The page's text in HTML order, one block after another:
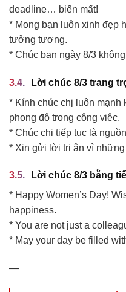
deadline… biến mất!
* Mong bạn luôn xinh đẹp
tưởng tượng.
* Chúc bạn ngày 8/3
Lời chúc 8/3 trang
* Kính chúc chị luôn mạnh
phong độ trong công việc.
* Chúc chị tiếp tục là
* Xin gửi lời tri ân vì
Lời chúc 8/3 bằng
* Happy Women’s Day!
happiness.
* You are not just a
* May your day be filled
—